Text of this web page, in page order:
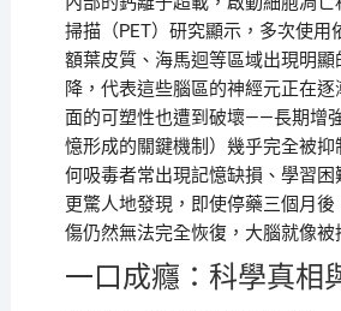
掃描（PET）研究顯示，多次使用
額葉皮質、海馬迴等區域出現明
降，代表這些腦區的神經元正在
面的可塑性也遭到破壞——長期增
憶形成的關鍵機制）幾乎完全被抑
何吸毒者常出現記憶缺損、學習
更驚人地發現，即使停藥三個月後
傷仍然無法完全恢復，大腦就像被
一口成癮：科學真相